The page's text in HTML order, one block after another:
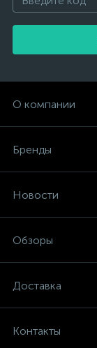
О компании
Бренды
Новости
Обзоры
Доставка
Контакты